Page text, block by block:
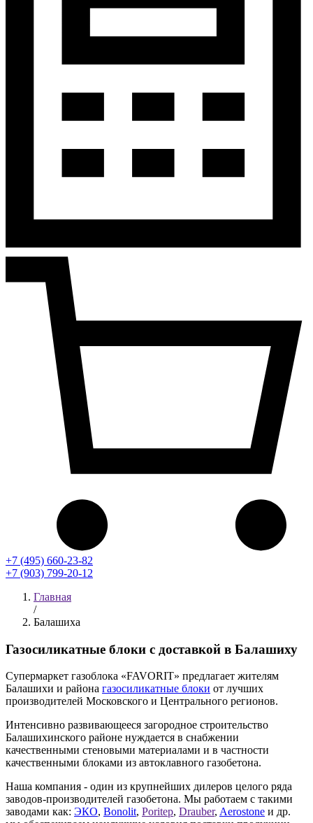
+7 (495) 660-23-82
+7 (903) 799-20-12
Главная
/
Балашиха
Газосиликатные блоки с доставкой в Балашиху
Супермаркет газоблока «FAVORIT» предлагает жителям
Балашихи и района газосиликатные блоки от лучших
производителей Московского и Центрального регионов.
Интенсивно развивающееся загородное строительство
Балашихинского районе нуждается в снабжении
качественными стеновыми материалами и в частности
качественными блоками из автоклавного газобетона.
Наша компания - один из крупнейших дилеров целого ряда
заводов-производителей газобетона. Мы работаем с такими
заводами как: ЭКО, Bonolit, Poritep, Drauber, Aerostone и др.